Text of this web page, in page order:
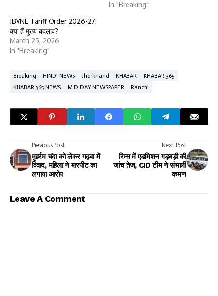
In "Breaking"
JBVNL Tariff Order 2026-27:
क्या हैं मुख्य बदलाव?
March 25, 2026
In "Breaking"
Breaking HINDI NEWS Jharkhand KHABAR
KHABAR 365
KHABAR 365 NEWS
MID DAY NEWSPAPER Ranchi
Previous Post
मुहर्रम चंदा को लेकर गढ़वा में
विवाद, महिला ने मारपीट का
लगाया आरोप
Next Post
रिम्स में एडमिशन गड़बड़ी की
जांच तेज, CID टीम ने संभाली
कमान
Leave A Comment